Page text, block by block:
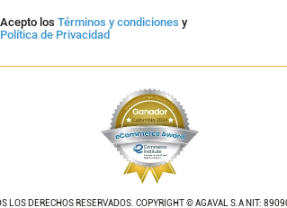
Acepto los Términos y condiciones y
Política de Privacidad
LOS DERECHOS RESERVADOS. COPYRIGHT © AGAVAL S.A NIT: